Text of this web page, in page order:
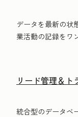
データを最新の状
業活動の記録をワ
リード管理＆
統合型のデータベ